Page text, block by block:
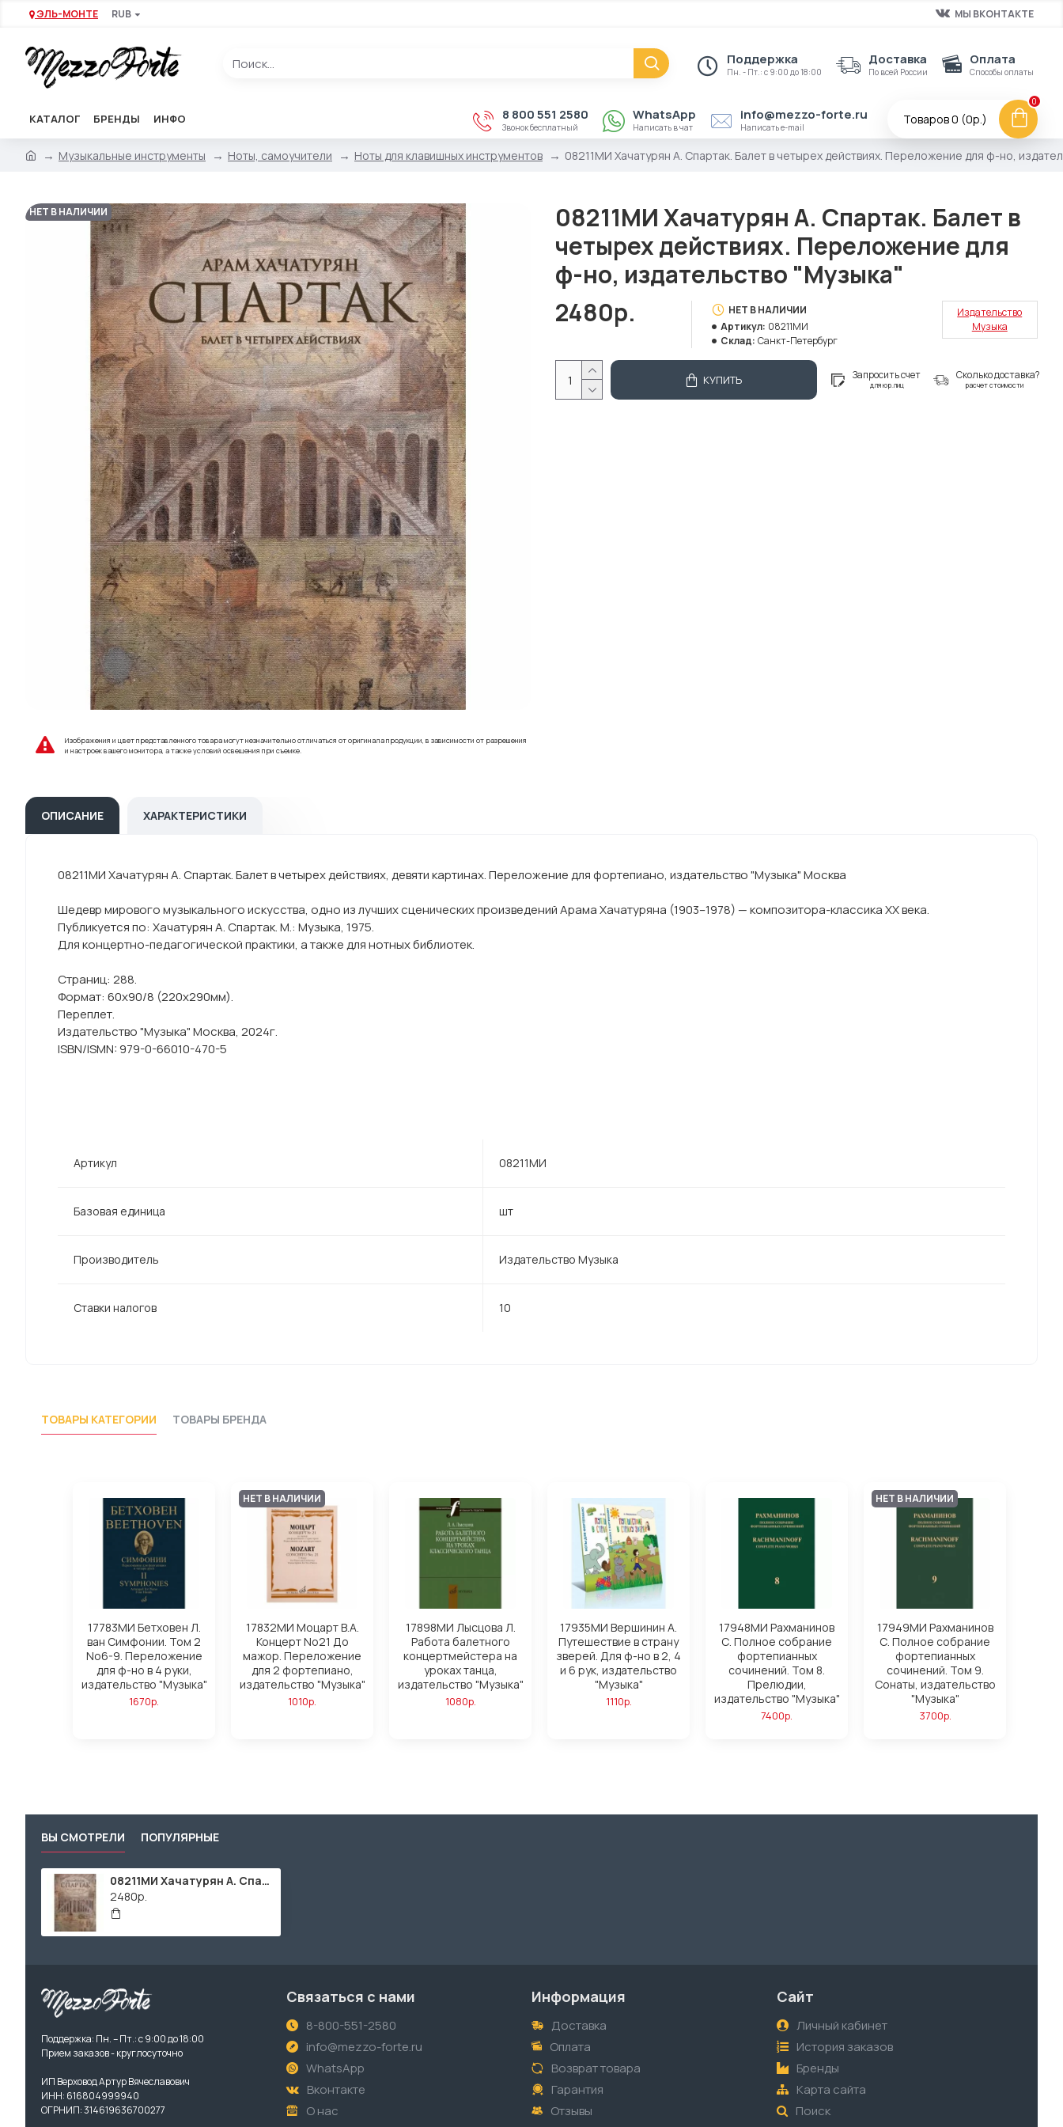
ЭЛЬ-МОНТЕ RUB МЫ ВКОНТАКТЕ
Поддержка
Пн. - Пт.: с 9:00 до 18:00
Доставка
По всей России
Оплата
Способы оплаты
КАТАЛОГ БРЕНДЫ ИНФО 8 800 551 2580
Звонок бесплатный
WhatsApp
Написать в чат
info@mezzo-forte.ru
Написать e-mail
Товаров 0 (0р.)
0
Музыкальные инструменты Ноты, самоучители Ноты для клавишных инструментов 08211МИ Хачатурян А. Спартак. Балет в четырех действиях. Переложение для ф-но,
НЕТ В НАЛИЧИИ
Изображения и цвет представленного товара могут незначительно отличаться от оригинала продукции, в зависимости от разрешения
и настроек вашего монитора, а также условий освещения при съемке.
08211МИ Хачатурян А. Спартак. Балет в
четырех действиях. Переложение для
ф-но, издательство "Музыка"
2480р.
НЕТ В НАЛИЧИИ
Артикул: 08211МИ
Склад: Санкт-Петербург
Издательство
Музыка
КУПИТЬ Запросить счет
для юр.лиц
Сколько доставка?
расчет стоимости
ОПИСАНИЕ ХАРАКТЕРИСТИКИ
08211МИ Хачатурян А. Спартак. Балет в четырех действиях, девяти картинах. Переложение для фортепиано, издательство "Музыка" Москва
Шедевр мирового музыкального искусства, одно из лучших сценических произведений Арама Хачатуряна (1903–1978) — композитора-классика ХХ века.
Публикуется по: Хачатурян А. Спартак. М.: Музыка, 1975.
Для концертно-педагогической практики, а также для нотных библиотек.
Страниц: 288.
Формат: 60x90/8 (220х290мм).
Переплет.
Издательство "Музыка" Москва, 2024г.
ISBN/ISMN: 979-0-66010-470-5
Артикул 08211МИ
Базовая единица шт
Производитель Издательство Музыка
Ставки налогов 10
ТОВАРЫ КАТЕГОРИИ ТОВАРЫ БРЕНДА
17783МИ Бетховен Л.
ван Симфонии. Том 2
No6-9. Переложение
для ф-но в 4 руки,
издательство "Музыка"
1670р.
НЕТ В НАЛИЧИИ
17832МИ Моцарт В.А.
Концерт No21 До
мажор. Переложение
для 2 фортепиано,
издательство "Музыка"
1010р.
17898МИ Лысцова Л.
Работа балетного
концертмейстера на
уроках танца,
издательство "Музыка"
1080р.
17935МИ Вершинин А.
Путешествие в страну
зверей. Для ф-но в 2, 4
и 6 рук, издательство
"Музыка"
1110р.
17948МИ Рахманинов
С. Полное собрание
фортепианных
сочинений. Том 8.
Прелюдии,
издательство "Музыка"
7400р.
НЕТ В НАЛИЧИИ
17949МИ Рахманинов
С. Полное собрание
фортепианных
сочинений. Том 9.
Сонаты, издательство
"Музыка"
3700р.
ВЫ СМОТРЕЛИ ПОПУЛЯРНЫЕ
08211МИ Хачатурян А. Спартак. Балет в четырех действиях. Переложение для ф-но, издательство "Музыка"
2480р.
Поддержка: Пн. – Пт.: с 9:00 до 18:00
Прием заказов - круглосуточно
ИП Верховод Артур Вячеславович
ИНН: 616804999940
ОГРНИП: 314619636700277
Связаться с нами
8-800-551-2580
info@mezzo-forte.ru
WhatsApp
Вконтакте
О нас
Информация
Доставка
Оплата
Возврат товара
Гарантия
Отзывы
Сайт
Личный кабинет
История заказов
Бренды
Карта сайта
Поиск